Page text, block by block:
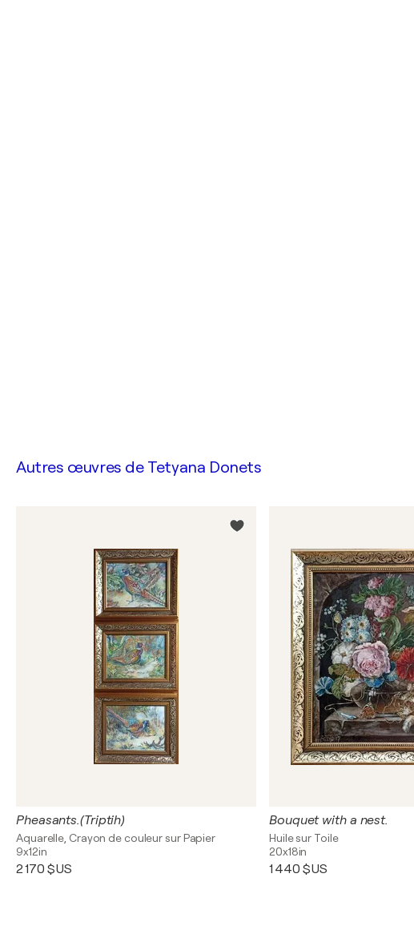
Autres œuvres de Tetyana Donets
Pheasants.(Triptih)
Aquarelle, Crayon de couleur sur Papier
9x12in
2 170 $US
Bouquet with a nest.
Huile sur Toile
20x18in
1 440 $US